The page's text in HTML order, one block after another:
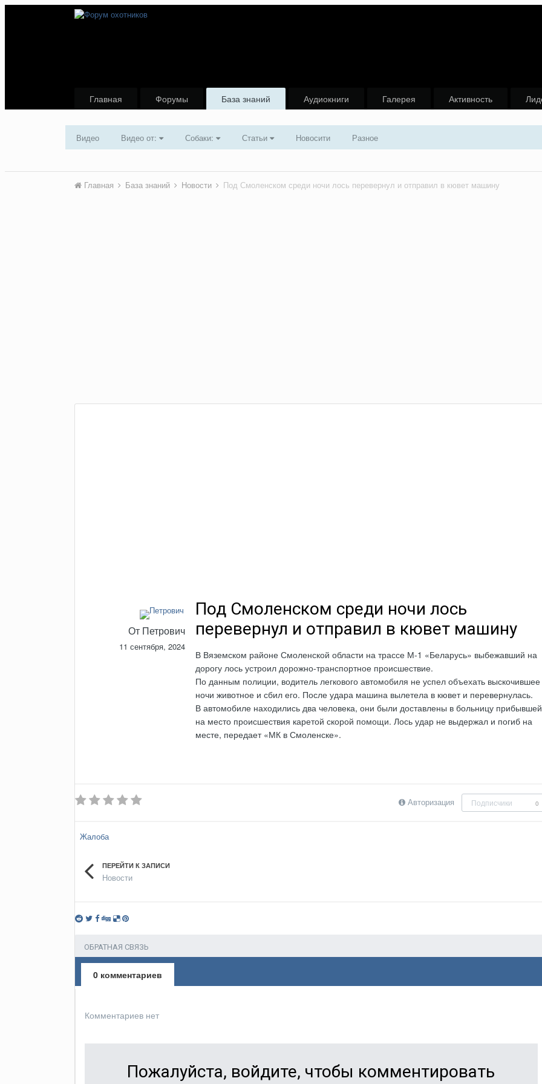
Главная Форумы База знаний
Видео Видео от: Собаки: Статьи Новосити Разное
Аудиокниги Галерея Активность
Главная База знаний Новости Под Смоленском среди ночи лось перевернул и отправил в кювет машину
От Петрович
11 сентября, 2024
Под Смоленском среди ночи лось
перевернул и отправил в кювет машину
В Вяземском районе Смоленской области на трассе М-1 «Беларусь» выбежавший на
дорогу лось устроил дорожно-транспортное происшествие.
По данным полиции, водитель легкового автомобиля не успел объехать выскочившее
ночи животное и сбил его. После удара машина вылетела в кювет и перевернулась.
В автомобиле находились два человека, они были доставлены в больницу прибывшей
на место происшествия каретой скорой помощи. Лось удар не выдержал и погиб на
месте, передает «МК в Смоленске».
Авторизация Подписчики 0
Жалоба
ПЕРЕЙТИ К ЗАПИСИ
Новости
ОБРАТНАЯ СВЯЗЬ
0 комментариев
Комментариев нет
Пожалуйста, войдите, чтобы комментировать